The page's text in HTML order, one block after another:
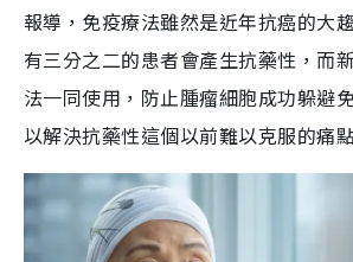
報導，免疫療法雖然是近年抗癌的大
有三分之二的患者會產生抗藥性，而
法一同使用，防止腫瘤細胞成功躲避
以解決抗藥性這個以前難以克服的痛